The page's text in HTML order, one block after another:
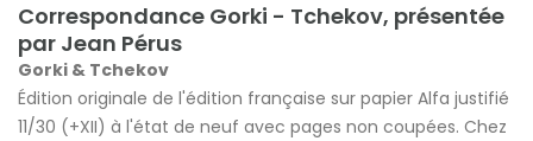
Correspondance Gorki - Tchekov, présentée
par Jean Pérus
Gorki & Tchekov
Édition originale de l'édition française sur papier Alfa justifié
11/30 (+XII) à l'état de neuf avec pages non coupées. Chez